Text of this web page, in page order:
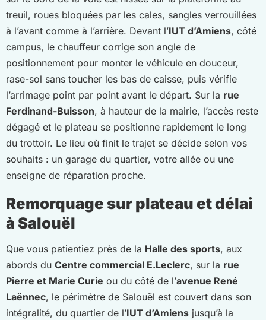
treuil, roues bloquées par les cales, sangles verrouillées
à l’avant comme à l’arrière. Devant l’IUT d’Amiens, côté
campus, le chauffeur corrige son angle de
positionnement pour monter le véhicule en douceur,
rase-sol sans toucher les bas de caisse, puis vérifie
l’arrimage point par point avant le départ. Sur la rue
Ferdinand-Buisson, à hauteur de la mairie, l’accès reste
dégagé et le plateau se positionne rapidement le long
du trottoir. Le lieu où finit le trajet se décide selon vos
souhaits : un garage du quartier, votre allée ou une
enseigne de réparation proche.
Remorquage sur plateau et délai
à Salouël
Que vous patientiez près de la Halle des sports, aux
abords du Centre commercial E.Leclerc, sur la rue
Pierre et Marie Curie ou du côté de l’avenue René
Laënnec, le périmètre de Salouël est couvert dans son
intégralité, du quartier de l’IUT d’Amiens jusqu’à la